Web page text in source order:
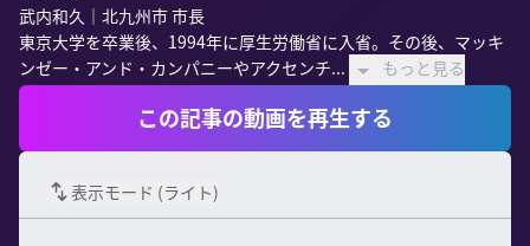
武内和久｜北九州市 市長
東京大学を卒業後、1994年に厚生労働省に入省。その後、マッキ
ンゼー・アンド・カンパニーやアクセンチ...
もっと見る
この記事の動画を再生する
表示モード (ライト)